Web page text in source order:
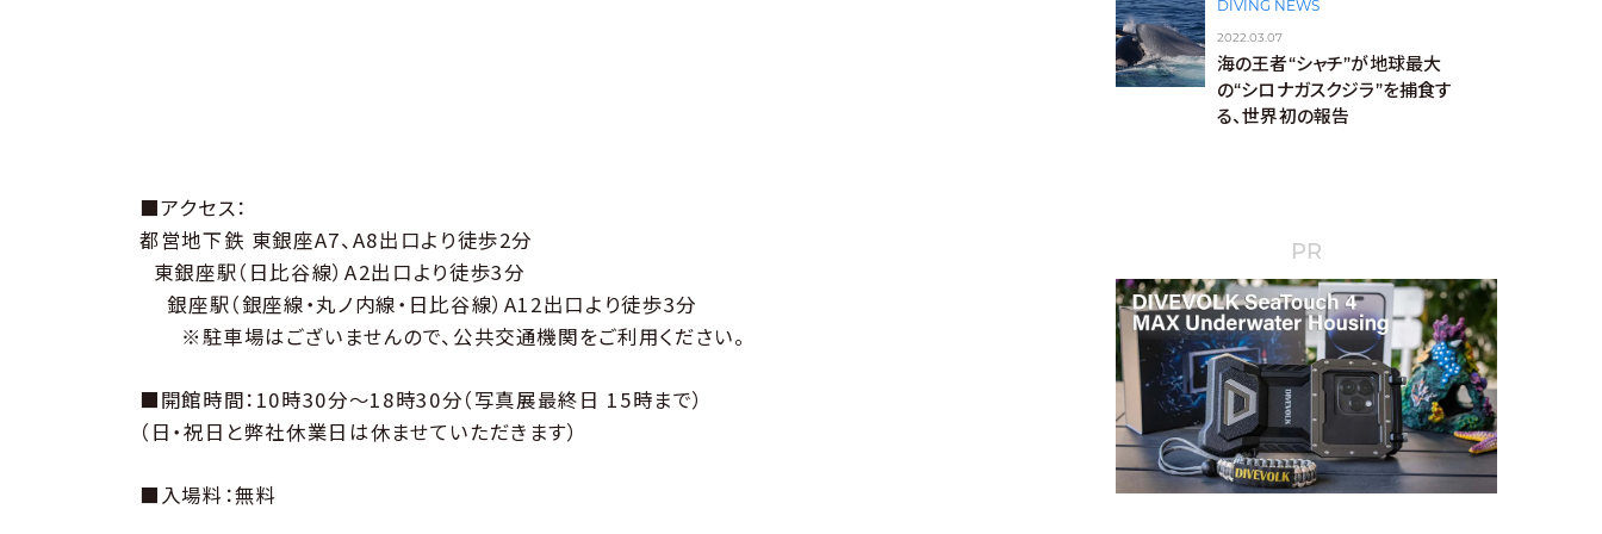
■アクセス：
都営地下鉄 東銀座A7、A8出口より徒歩2分
東銀座駅（日比谷線）A2出口より徒歩3分
銀座駅（銀座線・丸ノ内線・日比谷線）A12出口より徒歩3分
※駐車場はございませんので、公共交通機関をご利用ください。
■開館時間：10時30分～18時30分（写真展最終日 15時まで）
（日・祝日と弊社休業日は休ませていただきます）
■入場料：無料
DIVING NEWS
2022.03.07
海の王者“シャチ”が地球最大
の“シロナガスクジラ”を捕食す
る、世界初の報告
PR